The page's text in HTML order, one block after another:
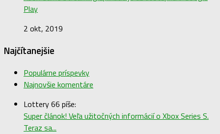
Play
2 okt, 2019
Najčítanejšie
Populárne príspevky
Najnovšie komentáre
Lottery 66 píše:
Super článok! Veľa užitočných informácií o Xbox Series S.
Teraz sa...